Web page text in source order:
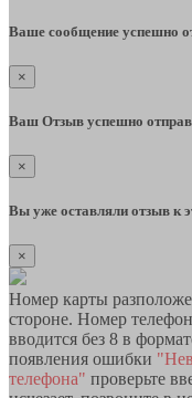
Ваше сообщение успешно
×
Ваш Отзыв успешно
×
Вы уже оставляли отзыв к
×
Номер карты
стороне. Номер
вводится без 8 в
появления ошибки
телефона" проверьте